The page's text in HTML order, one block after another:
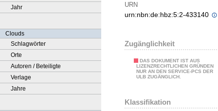
Jahr
Clouds
Schlagwörter
Orte
Autoren / Beteiligte
Verlage
Jahre
URN
urn:nbn:de:hbz:5:2-433140
Zugänglichkeit
DAS DOKUMENT IST AUS
LIZENZRECHTLICHEN GRÜNDEN
NUR AN DEN SERVICE-PCS DER
ULB ZUGÄNGLICH.
Klassifikation